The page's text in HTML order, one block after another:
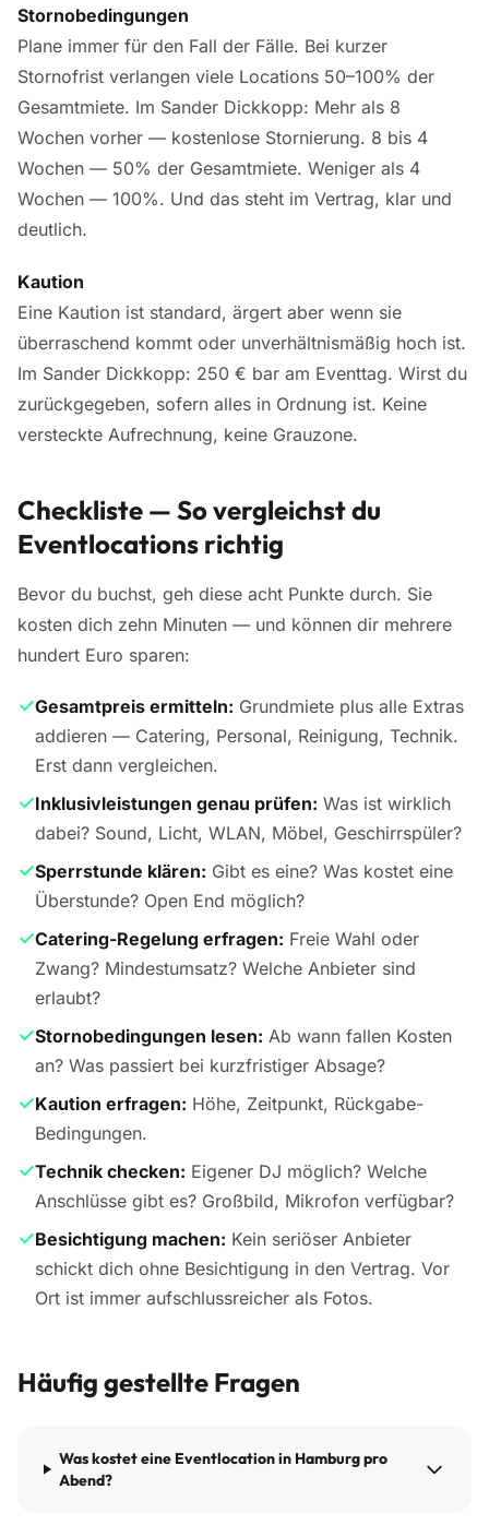
Stornobedingungen
Plane immer für den Fall der Fälle. Bei kurzer
Stornofrist verlangen viele Locations 50–100% der
Gesamtmiete. Im Sander Dickkopp: Mehr als 8
Wochen vorher — kostenlose Stornierung. 8 bis 4
Wochen — 50% der Gesamtmiete. Weniger als 4
Wochen — 100%. Und das steht im Vertrag, klar und
deutlich.
Kaution
Eine Kaution ist standard, ärgert aber wenn sie
überraschend kommt oder unverhältnismäßig hoch ist.
Im Sander Dickkopp: 250 € bar am Eventtag. Wirst du
zurückgegeben, sofern alles in Ordnung ist. Keine
versteckte Aufrechnung, keine Grauzone.
Checkliste — So vergleichst du
Eventlocations richtig
Bevor du buchst, geh diese acht Punkte durch. Sie
kosten dich zehn Minuten — und können dir mehrere
hundert Euro sparen:
✓Gesamtpreis ermitteln: Grundmiete plus alle Extras
addieren — Catering, Personal, Reinigung, Technik.
Erst dann vergleichen.
✓Inklusivleistungen genau prüfen: Was ist wirklich
dabei? Sound, Licht, WLAN, Möbel, Geschirrspüler?
✓Sperrstunde klären: Gibt es eine? Was kostet eine
Überstunde? Open End möglich?
✓Catering-Regelung erfragen: Freie Wahl oder
Zwang? Mindestumsatz? Welche Anbieter sind
erlaubt?
✓Stornobedingungen lesen: Ab wann fallen Kosten
an? Was passiert bei kurzfristiger Absage?
✓Kaution erfragen: Höhe, Zeitpunkt, Rückgabe-
Bedingungen.
✓Technik checken: Eigener DJ möglich? Welche
Anschlüsse gibt es? Großbild, Mikrofon verfügbar?
✓Besichtigung machen: Kein seriöser Anbieter
schickt dich ohne Besichtigung in den Vertrag. Vor
Ort ist immer aufschlussreicher als Fotos.
Häufig gestellte Fragen
Was kostet eine Eventlocation in Hamburg pro
Abend?